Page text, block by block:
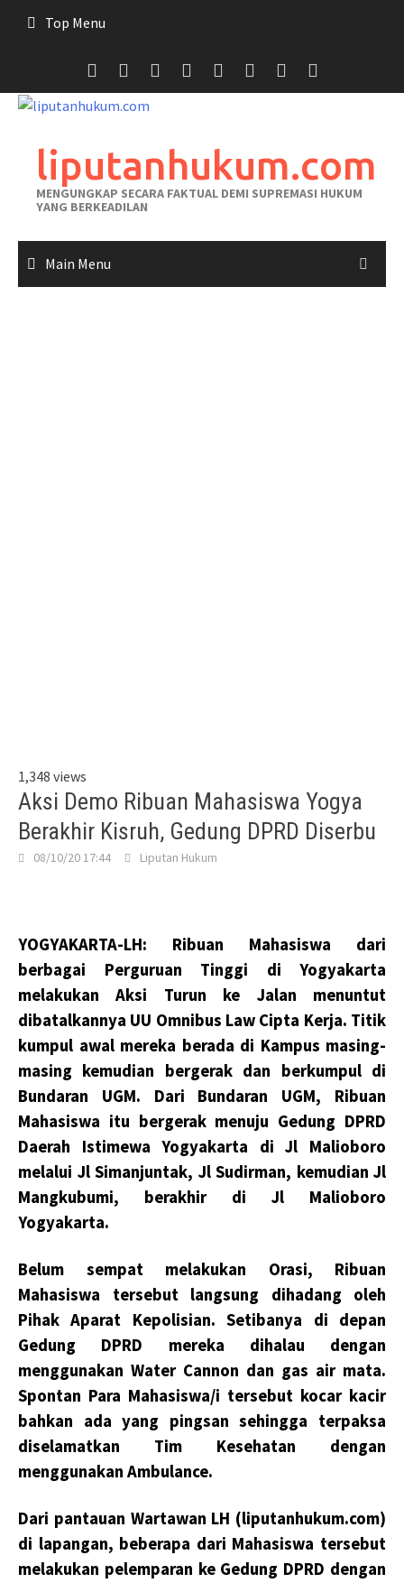
Top Menu
liputanhukum.com
MENGUNGKAP SECARA FAKTUAL DEMI SUPREMASI HUKUM
YANG BERKEADILAN
Main Menu
1,348 views
Aksi Demo Ribuan Mahasiswa Yogya
Berakhir Kisruh, Gedung DPRD Diserbu
08/10/20 17:44 Liputan Hukum
YOGYAKARTA-LH: Ribuan Mahasiswa dari
berbagai Perguruan Tinggi di Yogyakarta
melakukan Aksi Turun ke Jalan menuntut
dibatalkannya UU Omnibus Law Cipta Kerja. Titik
kumpul awal mereka berada di Kampus masing-
masing kemudian bergerak dan berkumpul di
Bundaran UGM. Dari Bundaran UGM, Ribuan
Mahasiswa itu bergerak menuju Gedung DPRD
Daerah Istimewa Yogyakarta di Jl Malioboro
melalui Jl Simanjuntak, Jl Sudirman, kemudian Jl
Mangkubumi, berakhir di Jl Malioboro
Yogyakarta.
Belum sempat melakukan Orasi, Ribuan
Mahasiswa tersebut langsung dihadang oleh
Pihak Aparat Kepolisian. Setibanya di depan
Gedung DPRD mereka dihalau dengan
menggunakan Water Cannon dan gas air mata.
Spontan Para Mahasiswa/i tersebut kocar kacir
bahkan ada yang pingsan sehingga terpaksa
diselamatkan Tim Kesehatan dengan
menggunakan Ambulance.
Dari pantauan Wartawan LH (liputanhukum.com)
di lapangan, beberapa dari Mahasiswa tersebut
melakukan pelemparan ke Gedung DPRD dengan